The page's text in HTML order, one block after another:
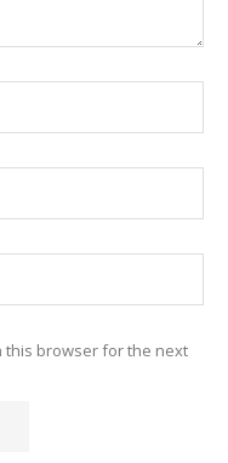
this browser for the next